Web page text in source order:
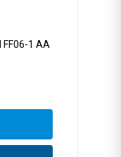
1 AA